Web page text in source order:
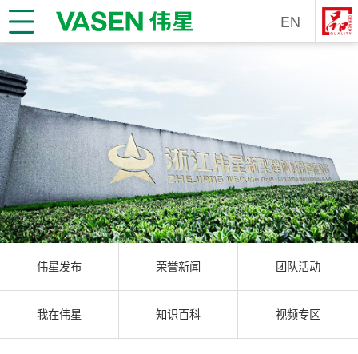
EN
伟星发布 荣誉新闻 团队活动
我在伟星 知识百科 视频专区